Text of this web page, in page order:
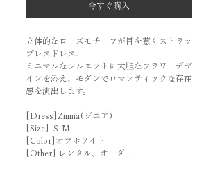
今すぐ購入
立体的なローズモチーフが目を惹くストラッ
プレスドレス。
ミニマルなシルエットに大胆なフラワーデザ
インを添え、モダンでロマンティックな存在
感を演出します。
[Dress]Zinnia(ジニア)
[Size] S-M
[Color]オフホワイト
[Other] レンタル、オーダー